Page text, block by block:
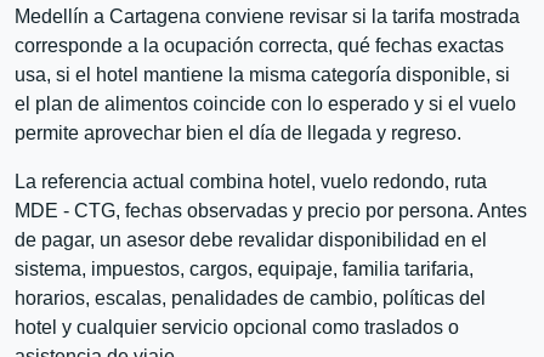
Medellín a Cartagena conviene revisar si la tarifa mostrada
corresponde a la ocupación correcta, qué fechas exactas
usa, si el hotel mantiene la misma categoría disponible, si
el plan de alimentos coincide con lo esperado y si el vuelo
permite aprovechar bien el día de llegada y regreso.
La referencia actual combina hotel, vuelo redondo, ruta
MDE - CTG, fechas observadas y precio por persona. Antes
de pagar, un asesor debe revalidar disponibilidad en el
sistema, impuestos, cargos, equipaje, familia tarifaria,
horarios, escalas, penalidades de cambio, políticas del
hotel y cualquier servicio opcional como traslados o